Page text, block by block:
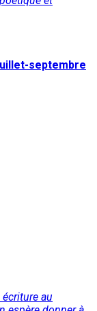
septembre
au